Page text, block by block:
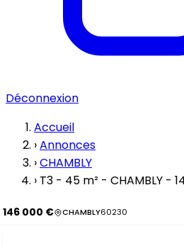
Déconnexion
Accueil
›Annonces
›CHAMBLY
› T3 - 45 m² - CHAMBLY -
146 000 € CHAMBLY60230